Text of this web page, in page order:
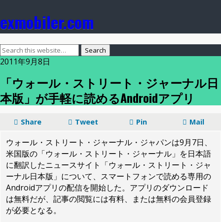
exmobiler.com
2011年9月8日
「ウォール・ストリート・ジャーナル日
本版」が手軽に読めるAndroidアプリ
Share Tweet Pin Mail
ウォール・ストリート・ジャーナル・ジャパンは9月7日、
米国版の「ウォール・ストリート・ジャーナル」を日本語
に翻訳したニュースサイト「ウォール・ストリート・ジャ
ーナル日本版」について、スマートフォンで読める専用の
Androidアプリの配信を開始した。アプリのダウンロード
は無料だが、記事の閲覧には有料、または無料の会員登録
が必要となる。